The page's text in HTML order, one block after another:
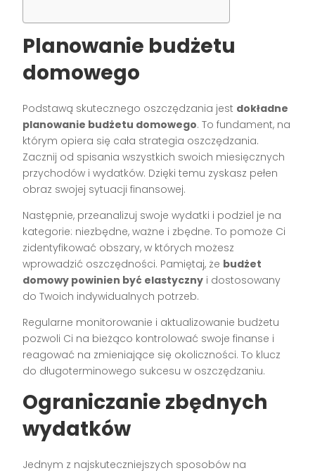
Planowanie budżetu
domowego
Podstawą skutecznego oszczędzania jest dokładne
planowanie budżetu domowego. To fundament, na
którym opiera się cała strategia oszczędzania.
Zacznij od spisania wszystkich swoich miesięcznych
przychodów i wydatków. Dzięki temu zyskasz pełen
obraz swojej sytuacji finansowej.
Następnie, przeanalizuj swoje wydatki i podziel je na
kategorie: niezbędne, ważne i zbędne. To pomoże Ci
zidentyfikować obszary, w których możesz
wprowadzić oszczędności. Pamiętaj, że budżet
domowy powinien być elastyczny i dostosowany
do Twoich indywidualnych potrzeb.
Regularne monitorowanie i aktualizowanie budżetu
pozwoli Ci na bieżąco kontrolować swoje finanse i
reagować na zmieniające się okoliczności. To klucz
do długoterminowego sukcesu w oszczędzaniu.
Ograniczanie zbędnych
wydatków
Jednym z najskuteczniejszych sposobów na